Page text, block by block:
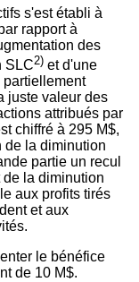
s'est établi à
rapport à
des
SLC2) et d'une
juste valeur des
attribués par
chiffré à 295 M$,
de la diminution
partie un recul
la diminution
aux profits tirés
et aux
le bénéfice
de 10 M$.